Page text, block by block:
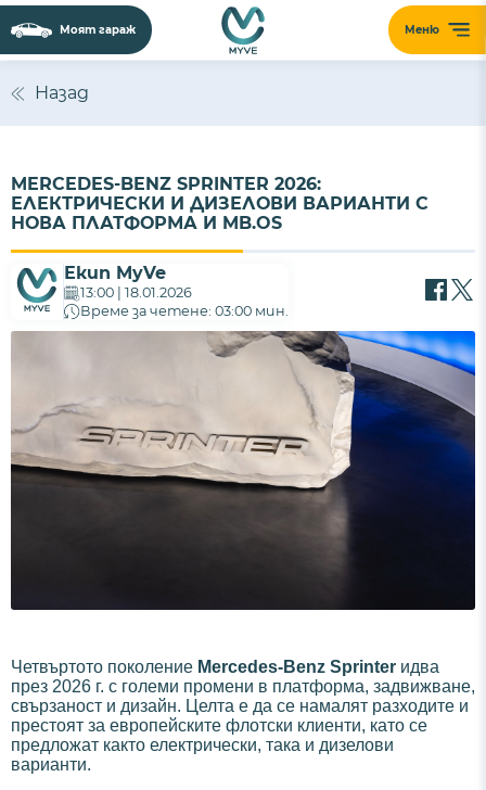
Меню
Моят гараж
Назад
MERCEDES-BENZ SPRINTER 2026:
ЕЛЕКТРИЧЕСКИ И ДИЗЕЛОВИ ВАРИАНТИ С
НОВА ПЛАТФОРМА И MB.OS
Екип MyVe
13:00 | 18.01.2026
Време за четене: 03:00 мин.
Четвъртото поколение Mercedes-Benz Sprinter идва
през 2026 г. с големи промени в платформа, задвижване,
свързаност и дизайн. Целта е да се намалят разходите и
престоят за европейските флотски клиенти, като се
предложат както електрически, така и дизелови
варианти.